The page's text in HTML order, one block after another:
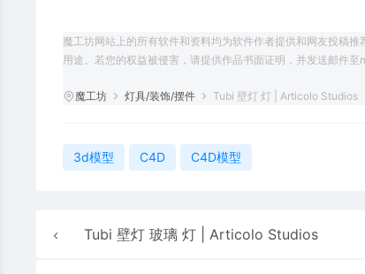
魔工坊网站上的所有软件和资料均为软件作者提供和网友投稿
用途。若您的权益被侵害，请提供作品书面证明，并发送邮件至
魔工坊 灯具/装饰/摆件 Tubi 壁灯 灯 | Articolo Studios
3d模型 C4D C4D模型
Tubi 壁灯 玻璃 灯 | Articolo Studios